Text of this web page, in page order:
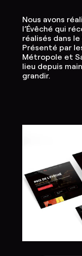
Nous avons
l’Évêché qui
réalisés dans le
Présenté par
Métropole et
lieu depuis
grandir.